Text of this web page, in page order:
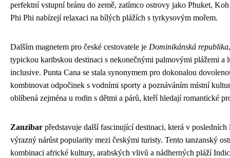
perfektní vstupní bránu do země, zatímco ostrovy jako Phuket,
Phi Phi nabízejí relaxaci na bílých plážích s tyrkysovým mořem.
Dalším magnetem pro české cestovatele je Dominikánská republika
typickou karibskou destinaci s nekonečnými palmovými plážemi a
inclusive. Punta Cana se stala synonymem pro dokonalou
kombinovat odpočinek s vodními sporty a poznáváním místní
oblíbená zejména u rodin s dětmi a párů, kteří hledají romantické
Zanzibar představuje další fascinující destinaci, která v posledních
výrazný nárůst popularity mezi českými turisty. Tento tanzanský
kombinaci africké kultury, arabských vlivů a nádherných pláží